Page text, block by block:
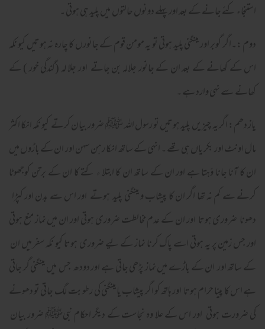
استنجاء کئے جانے کے بعد اور پہلے دونوں حالتوں میں پلید ہی ہوتی ۔
دوم :۔اگر گوبر اور مینگنی پلید ہوتی تو یہ مومن قوم کے جانورں کا چارہ نہ ہوتیں کیو نکہ
اس کے کھانے کے بعد ان کے جانور جلالہ بن جاتے اور جلا لہ (گندگی خور ) کے
کھانے سے نہی وارد ہے ۔
یاز دھم: اگر یہ چیزیں پلید ہوتیں تو رسول اللہ ﷺ ضرور بیان کرتے کیو نکہ انکا اکثر
مال اونٹ اور بکر یاں ہی تھے ۔ انہی کے ساتھ انکا رہن سہن اور ان کے باڑوں میں
ان کا آنا جانا ؤہتا ہے اور ان کے ساتھ ان کا ابتلا ء کتے کا ان کے برتن کوجھوٹا
کرنے سے کم نہ تھا اگر ان کا پیشاب و مینگنی پلید ہوتے اور اس سے بدن اور کپڑا
دھونا ضروری ہوتا اور ان کے عدم مخالطت ضروری ہوتی اور ان میں نماز منع ہوتی
اور جس زمین پر یہ ہوتی اسے پاک کرنا نماز کے لیے ضروری ہوتا کیو نکہ سفر میں ان
کے ساتھ اور ان کے باڑے میں نماز پڑھی جاتی ہے اور دودھ جس میں مینگنی گر جاتی
ہے اس کا پینا حرام ہوتا اور ہاتھ کو اگر پیشاب یا مینگنی کی رطو بت لگ جاتی تو دھونے
کی ضرورت ہوتی اور اس کے علا وہ نجاست کے دیگر احکام نبیﷺ ضرور بیان